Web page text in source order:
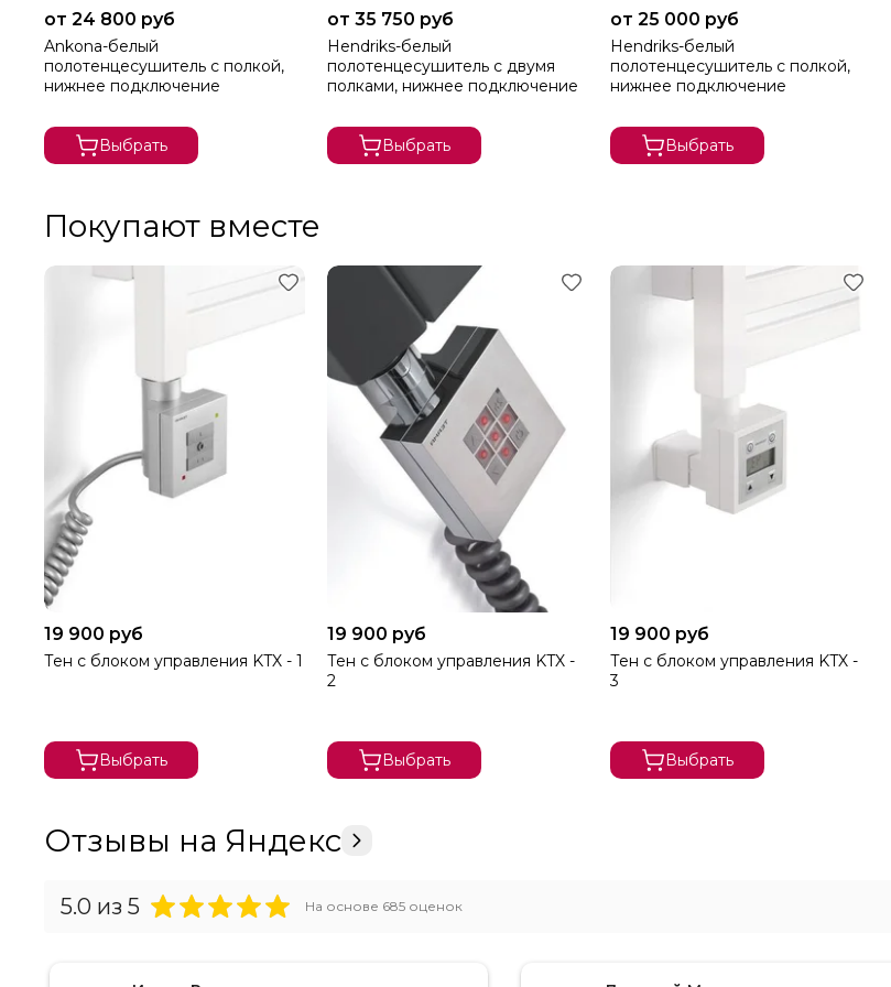
от 24 800 руб
Ankona-белый
полотенцесушитель с полкой,
нижнее подключение
Выбрать
от 35 750 руб
Hendriks-белый
полотенцесушитель с двумя
полками, нижнее подключение
Выбрать
от 25 000 руб
Hendriks-белый
полотенцесушитель с полкой,
нижнее подключение
Выбрать
Покупают вместе
19 900 руб
Тен с блоком управления KTX - 1
Выбрать
19 900 руб
Тен с блоком управления KTX -
2
Выбрать
19 900 руб
Тен с блоком управления KTX -
3
Выбрать
Отзывы на Яндекс
5.0 из 5 На основе 685 оценок